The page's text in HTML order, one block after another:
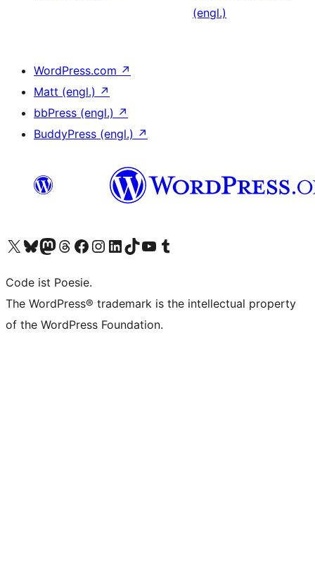
(engl.)
WordPress.com ↗
Matt (engl.) ↗
bbPress (engl.) ↗
BuddyPress (engl.) ↗
Unser X-Konto (früher Twitter) besuchen
Unser Bluesky-Konto besuchen
Unser Mastodon-Konto besuchen
Unser Threads-Konto besuchen
Unsere Facebook-Seite besuchen
Unser Instagram-Konto besuchen
Unser LinkedIn-Konto besuchen
Unser TikTok-Konto besuchen
Unseren YouTube-Kanal besuchen
Unser Tumblr-Konto besuchen
Code ist Poesie.
The WordPress® trademark is the intellectual property
of the WordPress Foundation.